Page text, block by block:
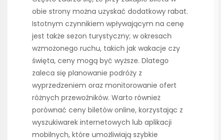
obie strony można uzyskać dodatkowy rabat.
Istotnym czynnikiem wpływającym na cenę
jest także sezon turystyczny; w okresach
wzmożonego ruchu, takich jak wakacje czy
święta, ceny mogą być wyższe. Dlatego
zaleca się planowanie podróży z
wyprzedzeniem oraz monitorowanie ofert
różnych przewoźników. Warto również
porównać ceny biletów online, korzystając z
wyszukiwarek internetowych lub aplikacji
mobilnych, które umożliwiają szybkie